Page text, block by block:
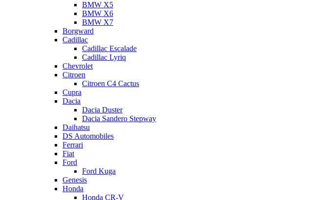
BMW X5
BMW X6
BMW X7
Borgward
Cadillac
Cadillac Escalade
Cadillac Lyriq
Chevrolet
Citroen
Citroen C4 Cactus
Cupra
Dacia
Dacia Duster
Dacia Sandero Stepway
Daihatsu
DS Automobiles
Ferrari
Fiat
Ford
Ford Kuga
Genesis
Honda
Honda CR-V